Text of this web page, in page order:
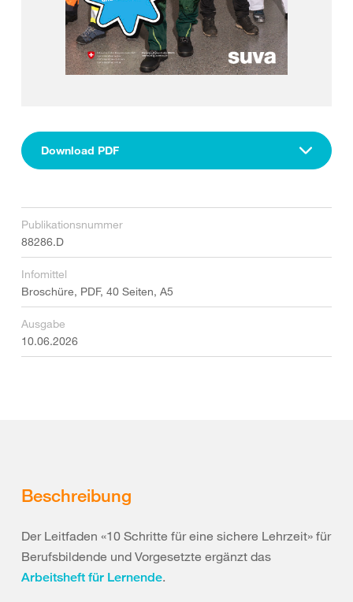
Download PDF
Publikationsnummer
88286.D
Infomittel
Broschüre, PDF, 40 Seiten, A5
Ausgabe
10.06.2026
Beschreibung
Der Leitfaden «10 Schritte für eine sichere Lehrzeit» für
Berufsbildende und Vorgesetzte ergänzt das
Arbeitsheft für Lernende.